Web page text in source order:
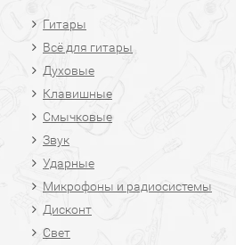
Гитары
Всё для гитары
Духовые
Клавишные
Смычковые
Звук
Ударные
Микрофоны и радиосистемы
Дисконт
Свет